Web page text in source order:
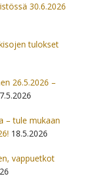
30.6.2026
tulokset
26.5.2026 –
– tule mukaan
18.5.2026
vappuetkot